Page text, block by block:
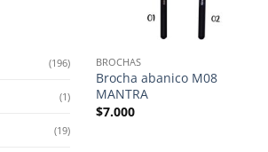
(196)
(1)
(19)
BROCHAS
Brocha abanico M08
MANTRA
$7.000